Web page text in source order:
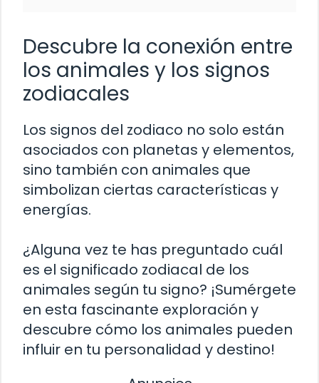
Descubre la conexión entre
los animales y los signos
zodiacales
Los signos del zodiaco no solo están
asociados con planetas y elementos,
sino también con animales que
simbolizan ciertas características y
energías.
¿Alguna vez te has preguntado cuál
es el significado zodiacal de los
animales según tu signo? ¡Sumérgete
en esta fascinante exploración y
descubre cómo los animales pueden
influir en tu personalidad y destino!